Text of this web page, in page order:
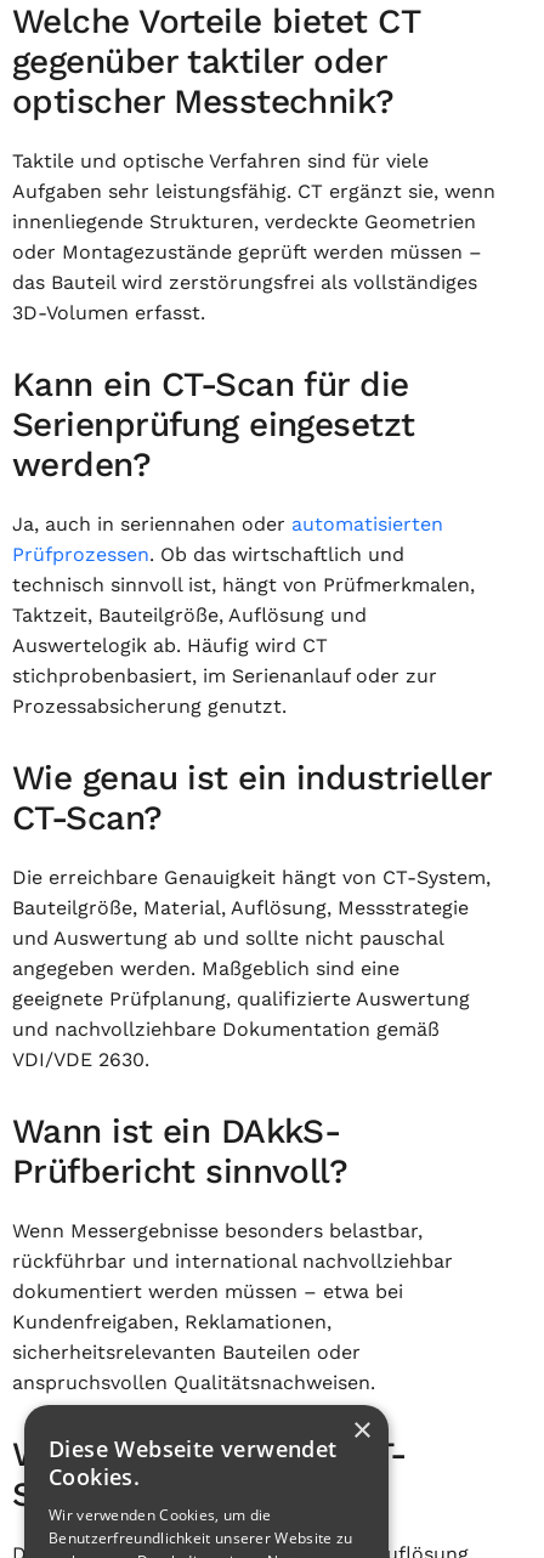
Welche Vorteile bietet CT
gegenüber taktiler oder
optischer Messtechnik?
Taktile und optische Verfahren sind für viele
Aufgaben sehr leistungsfähig. CT ergänzt sie, wenn
innenliegende Strukturen, verdeckte Geometrien
oder Montagezustände geprüft werden müssen –
das Bauteil wird zerstörungsfrei als vollständiges
3D-Volumen erfasst.
Kann ein CT-Scan für die
Serienprüfung eingesetzt
werden?
Ja, auch in seriennahen oder automatisierten
Prüfprozessen. Ob das wirtschaftlich und
technisch sinnvoll ist, hängt von Prüfmerkmalen,
Taktzeit, Bauteilgröße, Auflösung und
Auswertelogik ab. Häufig wird CT
stichprobenbasiert, im Serienanlauf oder zur
Prozessabsicherung genutzt.
Wie genau ist ein industrieller
CT-Scan?
Die erreichbare Genauigkeit hängt von CT-System,
Bauteilgröße, Material, Auflösung, Messstrategie
und Auswertung ab und sollte nicht pauschal
angegeben werden. Maßgeblich sind eine
geeignete Prüfplanung, qualifizierte Auswertung
und nachvollziehbare Dokumentation gemäß
VDI/VDE 2630.
Wann ist ein DAkkS-
Prüfbericht sinnvoll?
Wenn Messergebnisse besonders belastbar,
rückführbar und international nachvollziehbar
dokumentiert werden müssen – etwa bei
Kundenfreigaben, Reklamationen,
sicherheitsrelevanten Bauteilen oder
anspruchsvollen Qualitätsnachweisen.
Wie lange dauert ein CT-
Scan?
×
Diese Webseite verwendet
Cookies.
Wir verwenden Cookies, um die
Benutzerfreundlichkeit unserer Website zu